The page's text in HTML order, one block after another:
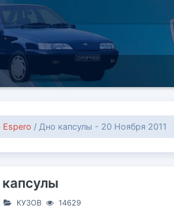
Espero / Дно капсулы - 20 Ноября 2011
КУЗОВ 14629